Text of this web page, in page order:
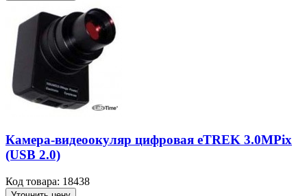
Камера-видеоокуляр цифровая eTREK 3.0MPix
(USB 2.0)
Код товара: 18438